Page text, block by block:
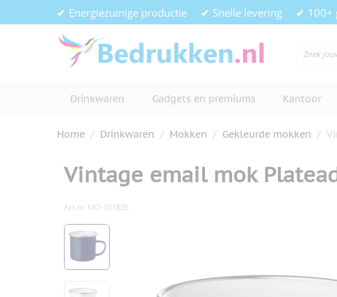
Ga naar de inhoud✔ Energiezuinige productie ✔ Snelle levering ✔ 100+
Drinkwaren Gadgets en premiums Kantoor
Home / Drinkwaren / Mokken / Gekleurde mokken /
Vintage email mok
Art.nr.MO-101835
View larger image
View larger image